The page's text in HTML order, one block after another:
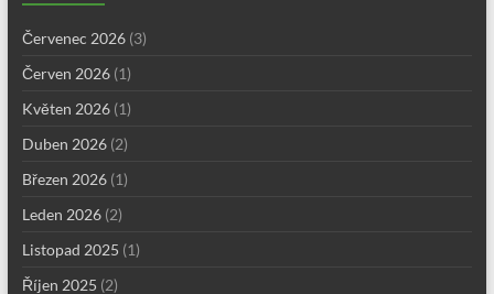
Červenec 2026(3)
Červen 2026(1)
Květen 2026(1)
Duben 2026(2)
Březen 2026(1)
Leden 2026(2)
Listopad 2025 (1)
Říjen 2025 (2)